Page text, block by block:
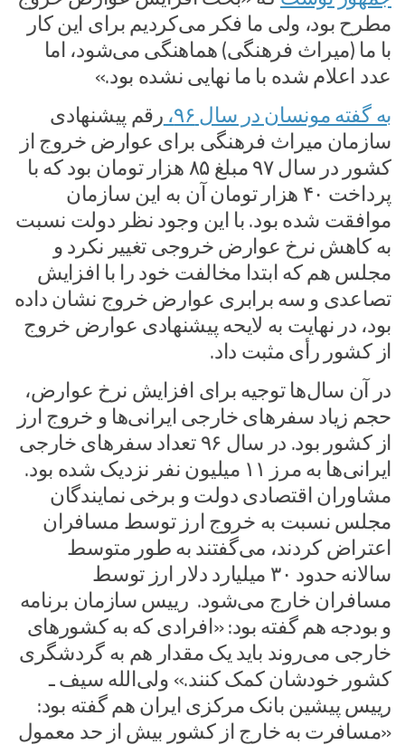
مطرح بود، ولی ما فکر می‌کردیم برای این کار
با ما (میراث فرهنگی) هماهنگی می‌شود، اما
عدد اعلام شده با ما نهایی نشده بود.»
به گفته مونسان در سال ۹۶،
رقم پیشنهادی
سازمان میراث فرهنگی برای عوارض خروج از
کشور در سال ۹۷ مبلغ ۸۵ هزار تومان بود که با
پرداخت ۴۰ هزار تومان آن به این سازمان
موافقت شده بود. با این وجود نظر دولت نسبت
به کاهش نرخ عوارض خروجی تغییر نکرد و
مجلس هم که ابتدا مخالفت خود را با افزایش
تصاعدی و سه برابری عوارض خروج نشان داده
بود، در نهایت به لایحه پیشنهادی عوارض خروج
از کشور رأی مثبت داد.
در آن سال‌ها توجیه برای افزایش نرخ عوارض،
حجم زیاد سفرهای خارجی ایرانی‌ها و خروج ارز
از کشور بود. در سال ۹۶ تعداد سفرهای خارجی
ایرانی‌ها به مرز ۱۱ میلیون نفر نزدیک شده بود.
مشاوران اقتصادی دولت و برخی نمایندگان
مجلس نسبت به خروج ارز توسط مسافران
اعتراض کردند، می‌گفتند به طور متوسط
سالانه حدود ۳۰ میلیارد دلار ارز توسط
مسافران خارج می‌شود. رییس سازمان برنامه
و بودجه هم گفته بود: «افرادی که به کشورهای
خارجی می‌روند باید یک مقدار هم به گردشگری
کشور خودشان کمک کنند.» ولی‌الله سیف ـ
رییس پیشین بانک مرکزی ایران هم گفته بود:
«مسافرت به خارج از کشور بیش از حد معمول